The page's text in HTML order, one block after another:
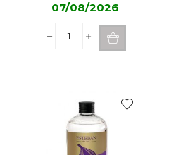
07/08/2026
Recarga
Mikado
Menthe
250ml
cantidad